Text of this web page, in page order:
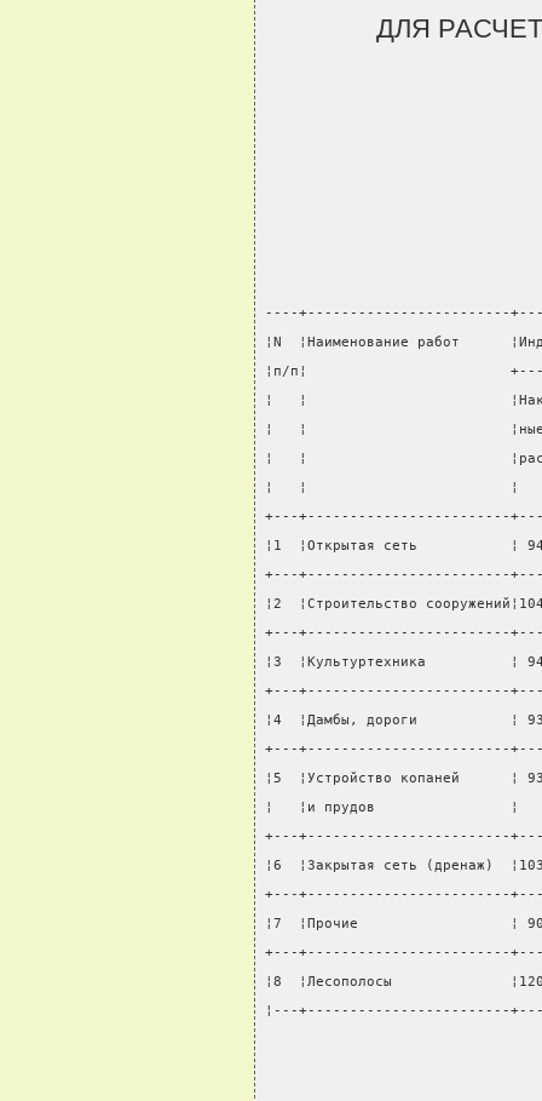
ДЛЯ
----+------------------------
¦N  ¦Наименование работ
¦п/п¦
¦   ¦                        ¦Наклад-
¦   ¦                        ¦ные
¦   ¦
¦   ¦                        ¦
+---+------------------------
¦1  ¦Открытая сеть           ¦
+---+------------------------
¦2  ¦Строительство
+---+------------------------
¦3  ¦Культуртехника          ¦
+---+------------------------
¦4  ¦Дамбы, дороги           ¦
+---+------------------------
¦5  ¦Устройство копаней      ¦
¦   ¦и прудов
+---+------------------------
¦6  ¦Закрытая сеть (дренаж)
+---+------------------------
¦7  ¦Прочие                  ¦
+---+------------------------
¦8  ¦Лесополосы
¦---+------------------------